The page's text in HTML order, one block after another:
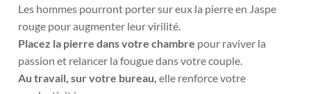
Les hommes pourront porter sur eux la pierre en Jaspe
rouge pour augmenter leur virilité.
Placez la pierre dans votre chambre pour raviver la
passion et relancer la fougue dans votre couple.
Au travail, sur votre bureau, elle renforce votre